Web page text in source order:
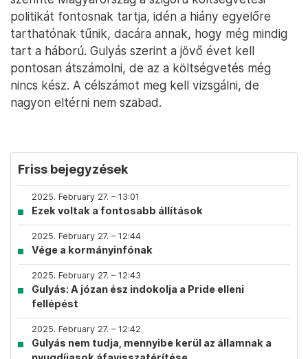
politikát fontosnak tartja, idén a hiány egyelőre
tarthatónak tűnik, dacára annak, hogy még mindig
tart a háború. Gulyás szerint a jövő évet kell
pontosan átszámolni, de az a költségvetés még
nincs kész. A célszámot meg kell vizsgálni, de
nagyon eltérni nem szabad.
Friss bejegyzések
2025. February 27. – 13:01
Ezek voltak a fontosabb állítások
2025. February 27. – 12:44
Vége a kormányinfónak
2025. February 27. – 12:43
Gulyás: A józan ész indokolja a Pride elleni
fellépést
2025. February 27. – 12:42
Gulyás nem tudja, mennyibe kerül az államnak a